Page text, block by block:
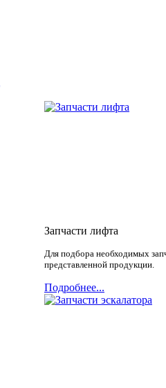
Запчасти лифта
Для подбора необходимых
представленной продукции.
Подробнее...